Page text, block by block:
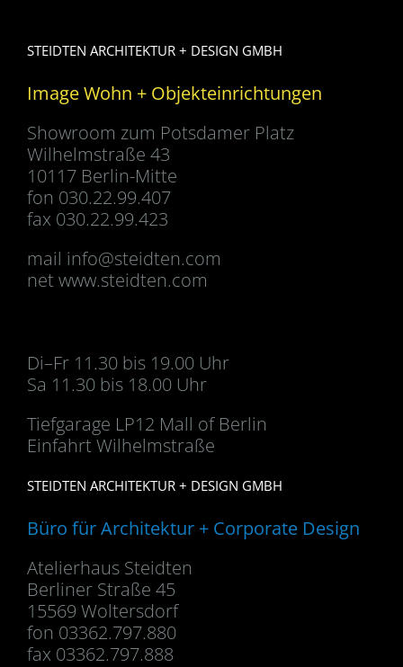
STEIDTEN ARCHITEKTUR + DESIGN GMBH
Image Wohn + Objekteinrichtungen
Showroom zum Potsdamer Platz
Wilhelmstraße 43
10117 Berlin-Mitte
fon 030.22.99.407
fax 030.22.99.423
mail info@steidten.com
net www.steidten.com
Di–Fr 11.30 bis 19.00 Uhr
Sa 11.30 bis 18.00 Uhr
Tiefgarage LP12 Mall of Berlin
Einfahrt Wilhelmstraße
STEIDTEN ARCHITEKTUR + DESIGN GMBH
Büro für Architektur + Corporate Design
Atelierhaus Steidten
Berliner Straße 45
15569 Woltersdorf
fon 03362.797.880
fax 03362.797.888